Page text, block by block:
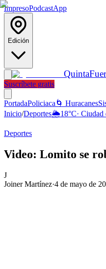
ImpresoPodcastApp
Edición
Quinta
Suscríbete gratis
PortadaPoliciaca 🌀 Huracanes
Inicio/Deportes🌦️18°C· Ciudad
Deportes
Video: Lomito se
J
Joiner Martínez·4 de mayo de